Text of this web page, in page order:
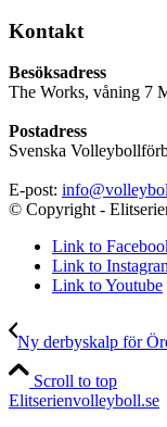
Kontakt
Besöksadress
The Works, våning 7
Postadress
Svenska
E-post:
© Copyright -
Link to
Link to
Link to Youtube
Ny derbyskalp för
Scroll to top
Elitserienvolleyboll.se